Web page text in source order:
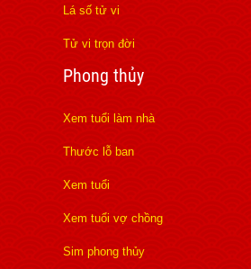
Lá số tử vi
Tử vi trọn đời
Phong thủy
Xem tuổi làm nhà
Thước lỗ ban
Xem tuổi
Xem tuổi vợ chồng
Sim phong thủy